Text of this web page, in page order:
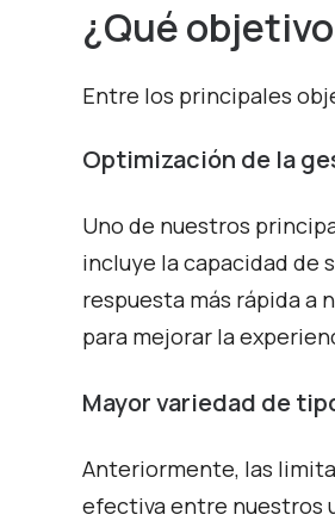
¿Qué
Entre los principales
Optimización de la
Uno de nuestros
incluye la capacidad de
respuesta más rápida a
para mejorar la
Mayor variedad de
Anteriormente, las
efectiva entre nuestros